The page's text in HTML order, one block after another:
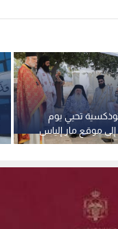
تحيي يوم
إلى موقع مار إلياس